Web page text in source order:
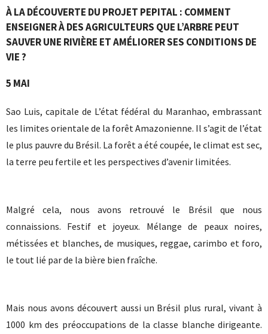
À LA DÉCOUVERTE DU PROJET PEPITAL : COMMENT
ENSEIGNER À DES AGRICULTEURS QUE L’ARBRE PEUT
SAUVER UNE RIVIÈRE ET AMÉLIORER SES CONDITIONS DE
VIE ?
5 MAI
Sao Luis, capitale de L’état fédéral du Maranhao, embrassant
les limites orientale de la forêt Amazonienne. Il s’agit de l’état
le plus pauvre du Brésil. La forêt a été coupée, le climat est sec,
la terre peu fertile et les perspectives d’avenir limitées.
Malgré cela, nous avons retrouvé le Brésil que nous
connaissions. Festif et joyeux. Mélange de peaux noires,
métissées et blanches, de musiques, reggae, carimbo et foro,
le tout lié par de la bière bien fraîche.
Mais nous avons découvert aussi un Brésil plus rural, vivant à
1000 km des préoccupations de la classe blanche dirigeante.